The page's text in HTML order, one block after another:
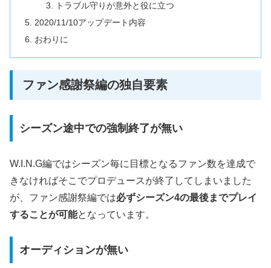
トラブル守りが意外と役に立つ
2020/11/10アップデート内容
おわりに
ファン感謝祭編の独自要素
シーズン途中での強制終了が無い
W.I.N.G編ではシーズン毎に目標となるファン数を達成で
きなければそこでプロデュースが終了してしまいました
が、ファン感謝祭編では必ずシーズン4の最後までプレイ
することが可能となっています。
オーディションが無い